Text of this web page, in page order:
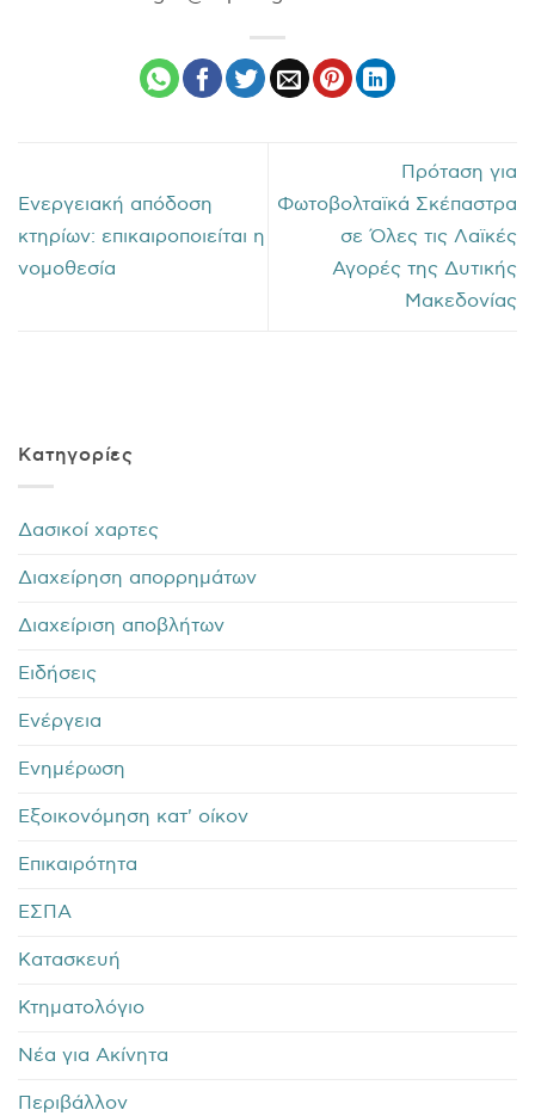
Ενεργειακή απόδοση
κτηρίων: επικαιροποιείται η
νομοθεσία
Πρόταση για
Φωτοβολταϊκά Σκέπαστρα
σε Όλες τις Λαϊκές
Αγορές της Δυτικής
Μακεδονίας
Kατηγορίες
Δασικοί χαρτες
Διαχείρηση απορρημάτων
Διαχείριση αποβλήτων
Ειδήσεις
Ενέργεια
Ενημέρωση
Εξοικονόμηση κατ' οίκον
Επικαιρότητα
ΕΣΠΑ
Κατασκευή
Κτηματολόγιο
Νέα για Ακίνητα
Περιβάλλον